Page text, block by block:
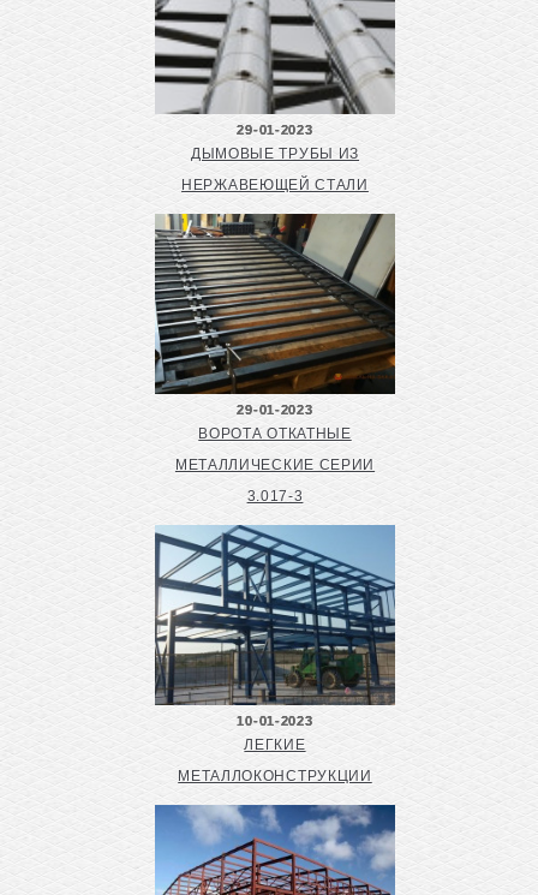
29-01-2023
ДЫМОВЫЕ ТРУБЫ ИЗ
НЕРЖАВЕЮЩЕЙ СТАЛИ
29-01-2023
ВОРОТА ОТКАТНЫЕ
МЕТАЛЛИЧЕСКИЕ СЕРИИ
3.017-3
10-01-2023
ЛЕГКИЕ
МЕТАЛЛОКОНСТРУКЦИИ